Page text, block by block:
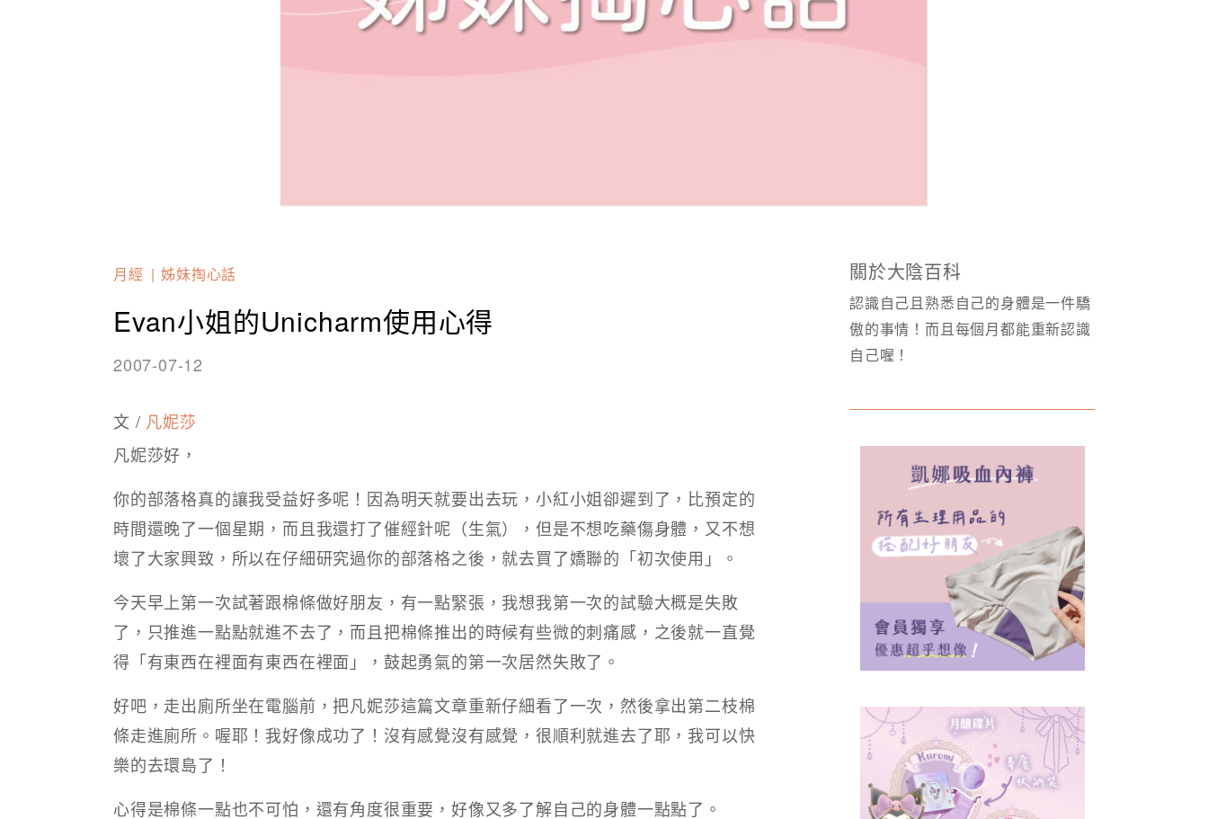
月經 姊妹掏心話
Evan小姐的Unicharm使用心得
2007-07-12
文 / 凡妮莎
凡妮莎好，
你的部落格真的讓我受益好多呢！因為明天就要出去玩，小紅小姐卻遲到了，比預定的
時間還晚了一個星期，而且我還打了催經針呢（生氣），但是不想吃藥傷身體，又不想
壞了大家興致，所以在仔細研究過你的部落格之後，就去買了嬌聯的「初次使用」。
今天早上第一次試著跟棉條做好朋友，有一點緊張，我想我第一次的試驗大概是失敗
了，只推進一點點就進不去了，而且把棉條推出的時候有些微的刺痛感，之後就一直覺
得「有東西在裡面有東西在裡面」，鼓起勇氣的第一次居然失敗了。
好吧，走出廁所坐在電腦前，把凡妮莎這篇文章重新仔細看了一次，然後拿出第二枝棉
條走進廁所。喔耶！我好像成功了！沒有感覺沒有感覺，很順利就進去了耶，我可以快
樂的去環島了！
心得是棉條一點也不可怕，還有角度很重要，好像又多了解自己的身體一點點了。
關於大陰百科
認識自己且熟悉自己的身體是一件驕
傲的事情！而且每個月都能重新認識
自己喔！